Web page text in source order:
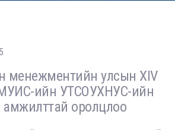
менежментийн улсын XIV
ийн УТСОУХНУС-ийн
амжилттай оролцлоо